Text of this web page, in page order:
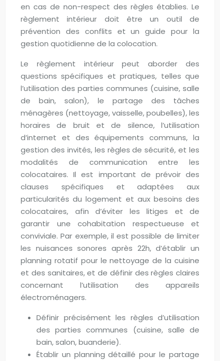
en cas de non-respect des règles établies. Le
règlement intérieur doit être un outil de
prévention des conflits et un guide pour la
gestion quotidienne de la colocation.
Le règlement intérieur peut aborder des
questions spécifiques et pratiques, telles que
l’utilisation des parties communes (cuisine, salle
de bain, salon), le partage des tâches
ménagères (nettoyage, vaisselle, poubelles), les
horaires de bruit et de silence, l’utilisation
d’internet et des équipements communs, la
gestion des invités, les règles de sécurité, et les
modalités de communication entre les
colocataires. Il est important de prévoir des
clauses spécifiques et adaptées aux
particularités du logement et aux besoins des
colocataires, afin d’éviter les litiges et de
garantir une cohabitation respectueuse et
conviviale. Par exemple, il est possible de limiter
les nuisances sonores après 22h, d’établir un
planning rotatif pour le nettoyage de la cuisine
et des sanitaires, et de définir des règles claires
concernant l’utilisation des appareils
électroménagers.
Définir précisément les règles d’utilisation
des parties communes (cuisine, salle de
bain, salon, buanderie).
Établir un planning détaillé pour le partage